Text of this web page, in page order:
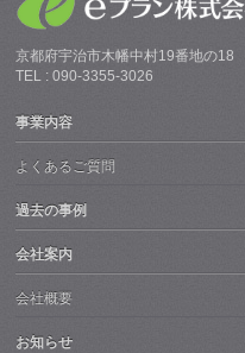
京都府宇治市木幡中村19番地の18
TEL : 090-3355-3026
事業内容
よくあるご質問
過去の事例
会社案内
会社概要
お知らせ